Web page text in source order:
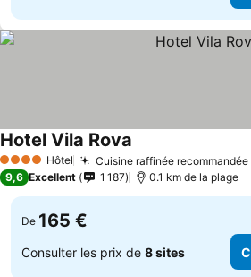
4 Étoiles Hôtel Cuisine raffinée
Hotel Vila Rova
9,6 Excellent 1 187 0.1 km de la plage
De 165 €
Consulter les prix de 8 sites